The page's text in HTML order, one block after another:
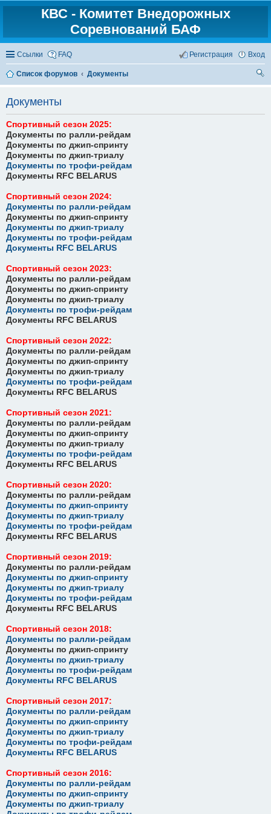
КВС - Комитет Внедорожных
Соревнований БАФ
Ссылки FAQ Вход
Регистрация
Список форумов
Документы
Документы
Спортивный сезон 2025:
Документы по ралли-рейдам
Документы по джип-спринту
Документы по джип-триалу
Документы по трофи-рейдам
Документы RFC BELARUS
Спортивный сезон 2024:
Документы по ралли-рейдам
Документы по джип-спринту
Документы по джип-триалу
Документы по трофи-рейдам
Документы RFC BELARUS
Спортивный сезон 2023:
Документы по ралли-рейдам
Документы по джип-спринту
Документы по джип-триалу
Документы по трофи-рейдам
Документы RFC BELARUS
Спортивный сезон 2022:
Документы по ралли-рейдам
Документы по джип-спринту
Документы по джип-триалу
Документы по трофи-рейдам
Документы RFC BELARUS
Спортивный сезон 2021:
Документы по ралли-рейдам
Документы по джип-спринту
Документы по джип-триалу
Документы по трофи-рейдам
Документы RFC BELARUS
Спортивный сезон 2020:
Документы по ралли-рейдам
Документы по джип-спринту
Документы по джип-триалу
Документы по трофи-рейдам
Документы RFC BELARUS
Спортивный сезон 2019:
Документы по ралли-рейдам
Документы по джип-спринту
Документы по джип-триалу
Документы по трофи-рейдам
Документы RFC BELARUS
Спортивный сезон 2018:
Документы по ралли-рейдам
Документы по джип-спринту
Документы по джип-триалу
Документы по трофи-рейдам
Документы RFC BELARUS
Спортивный сезон 2017:
Документы по ралли-рейдам
Документы по джип-спринту
Документы по джип-триалу
Документы по трофи-рейдам
Документы RFC BELARUS
Спортивный сезон 2016:
Документы по ралли-рейдам
Документы по джип-спринту
Документы по джип-триалу